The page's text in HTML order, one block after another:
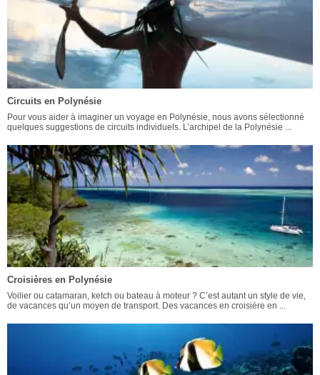
Circuits en Polynésie
Pour vous aider à imaginer un voyage en Polynésie, nous avons sélectionné
quelques suggestions de circuits individuels. L’archipel de la Polynésie ...
Croisières en Polynésie
Voilier ou catamaran, ketch ou bateau à moteur ? C’est autant un style de vie,
de vacances qu’un moyen de transport. Des vacances en croisière en ...